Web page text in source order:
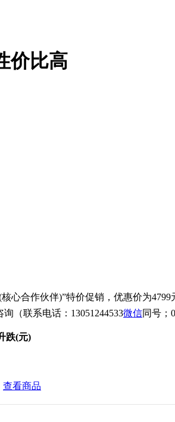
价比高
核心合作伙伴)”特价促销，优惠价为
（联系电话：13051244533微信同号；
跌(元)
查看商品